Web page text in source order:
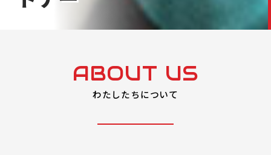
ABOUT US
わたしたちについて